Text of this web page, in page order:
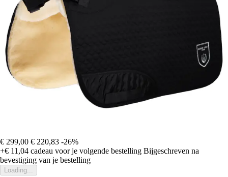
€ 299,00 € 220,83 -26%
+€ 11,04 cadeau voor je volgende bestelling Bijgeschreven na
bevestiging van je bestelling
Loading...